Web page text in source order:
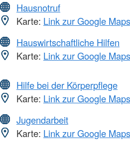
Hausnotruf
Karte: Link zur Google
Hauswirtschaftliche Hilfen
Karte: Link zur Google
Hilfe bei der Körperpflege
Karte: Link zur Google
Jugendarbeit
Karte: Link zur Google